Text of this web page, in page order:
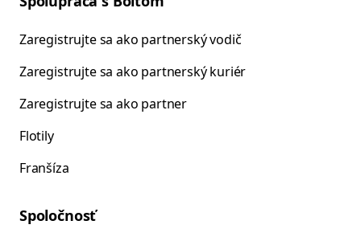
Zaregistrujte sa ako partnerský vodič
Zaregistrujte sa ako partnerský kuriér
Zaregistrujte sa ako partner
Flotily
Franšíza
Spoločnosť